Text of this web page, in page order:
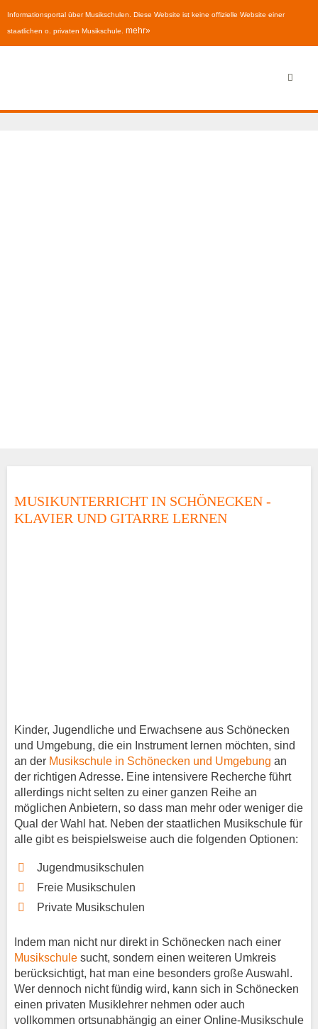
Informationsportal über Musikschulen. Diese Website ist keine offizielle Website einer
staatlichen o. privaten Musikschule. mehr»
MUSIKUNTERRICHT IN SCHÖNECKEN -
KLAVIER UND GITARRE LERNEN
Kinder, Jugendliche und Erwachsene aus Schönecken
und Umgebung, die ein Instrument lernen möchten, sind
an der Musikschule in Schönecken und Umgebung an
der richtigen Adresse. Eine intensivere Recherche führt
allerdings nicht selten zu einer ganzen Reihe an
möglichen Anbietern, so dass man mehr oder weniger die
Qual der Wahl hat. Neben der staatlichen Musikschule für
alle gibt es beispielsweise auch die folgenden Optionen:
Jugendmusikschulen
Freie Musikschulen
Private Musikschulen
Indem man nicht nur direkt in Schönecken nach einer
Musikschule sucht, sondern einen weiteren Umkreis
berücksichtigt, hat man eine besonders große Auswahl.
Wer dennoch nicht fündig wird, kann sich in Schönecken
einen privaten Musiklehrer nehmen oder auch
vollkommen ortsunabhängig an einer Online-Musikschule